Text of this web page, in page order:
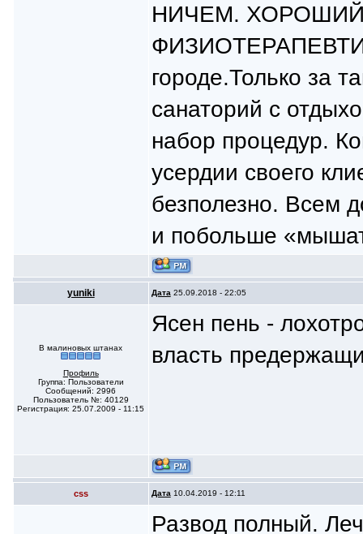
НИЧЕМ.
городе.Только за
санаторий с
набор процедур.
усердии своего
безполезно. Всем
и побольше
yuniki Дата 25.09.2018 - 22:05
В малиновых штанах
Профиль
Группа: Пользователи
Сообщений: 2996
Пользователь №: 40129
Регистрация: 25.07.2009 - 11:15
Ясен пень -
власть
css Дата 10.04.2019 - 12:11
Развод полный.